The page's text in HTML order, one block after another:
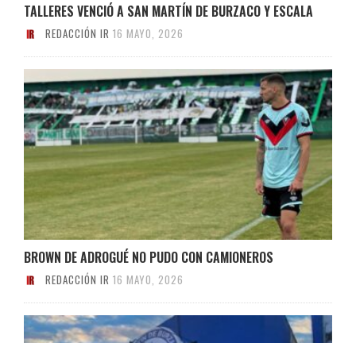
TALLERES VENCIÓ A SAN MARTÍN DE BURZACO Y ESCALA
REDACCIÓN IR 16 MAYO, 2026
BROWN DE ADROGUÉ NO PUDO CON CAMIONEROS
REDACCIÓN IR 16 MAYO, 2026